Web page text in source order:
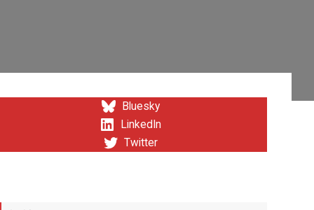
Bluesky
LinkedIn
Twitter